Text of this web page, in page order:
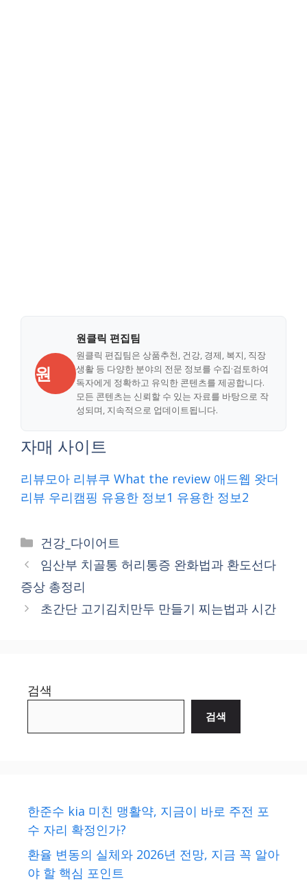
원
원클릭 편집팀
원클릭 편집팀은 상품추천, 건강, 경제, 복지, 직장
생활 등 다양한 분야의 전문 정보를 수집·검토하여
독자에게 정확하고 유익한 콘텐츠를 제공합니다.
모든 콘텐츠는 신뢰할 수 있는 자료를 바탕으로 작
성되며, 지속적으로 업데이트됩니다.
자매 사이트
리뷰모아 리뷰쿠 What the review 애드웹 왓더
리뷰 우리캠핑 유용한 정보1 유용한 정보2
Categories
건강_다이어트
임산부 치골통 허리통증 완화법과 환도선다
증상 총정리
초간단 고기김치만두 만들기 찌는법과 시간
검색
검색
한준수 kia 미친 맹활약, 지금이 바로 주전 포
수 자리 확정인가?
환율 변동의 실체와 2026년 전망, 지금 꼭 알아
야 할 핵심 포인트